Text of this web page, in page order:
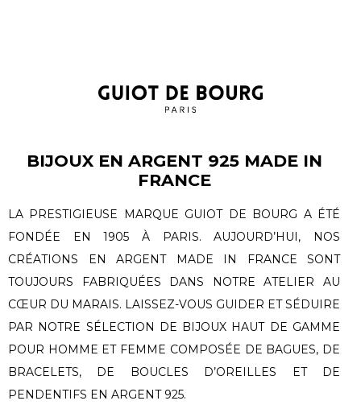
BIJOUX EN ARGENT 925 MADE IN
FRANCE
LA PRESTIGIEUSE MARQUE GUIOT DE BOURG A ÉTÉ
FONDÉE EN 1905 À PARIS. AUJOURD’HUI, NOS
CRÉATIONS EN ARGENT MADE IN FRANCE SONT
TOUJOURS FABRIQUÉES DANS NOTRE ATELIER AU
CŒUR DU MARAIS. LAISSEZ-VOUS GUIDER ET SÉDUIRE
PAR NOTRE SÉLECTION DE BIJOUX HAUT DE GAMME
POUR HOMME ET FEMME COMPOSÉE DE BAGUES, DE
BRACELETS, DE BOUCLES D’OREILLES ET DE
PENDENTIFS EN ARGENT 925.